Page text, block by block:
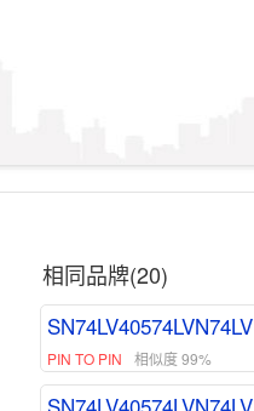
相同品牌(20)
SN74LV40574LVN74LV
PIN TO PIN 相似度 99%